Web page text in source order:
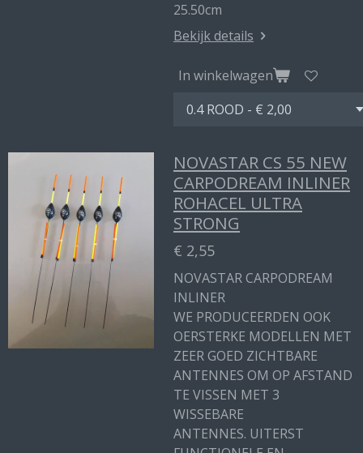
25.50cm
Bekijk details
In winkelwagen
NOVASTAR CS 55 NEW
CARPODREAM INLINER
ROHACEL ULTRA
STRONG
€ 2,55
NOVASTAR CARPODREAM
INLINER
WE PRODUCEERDEN OOK
OERSTERKE MODELLEN MET
ZEER GOED ZICHTBARE
ANTENNES OM OP AFSTAND
TE VISSEN MET 3
WISSEBARE
ANTENNES. UITERST